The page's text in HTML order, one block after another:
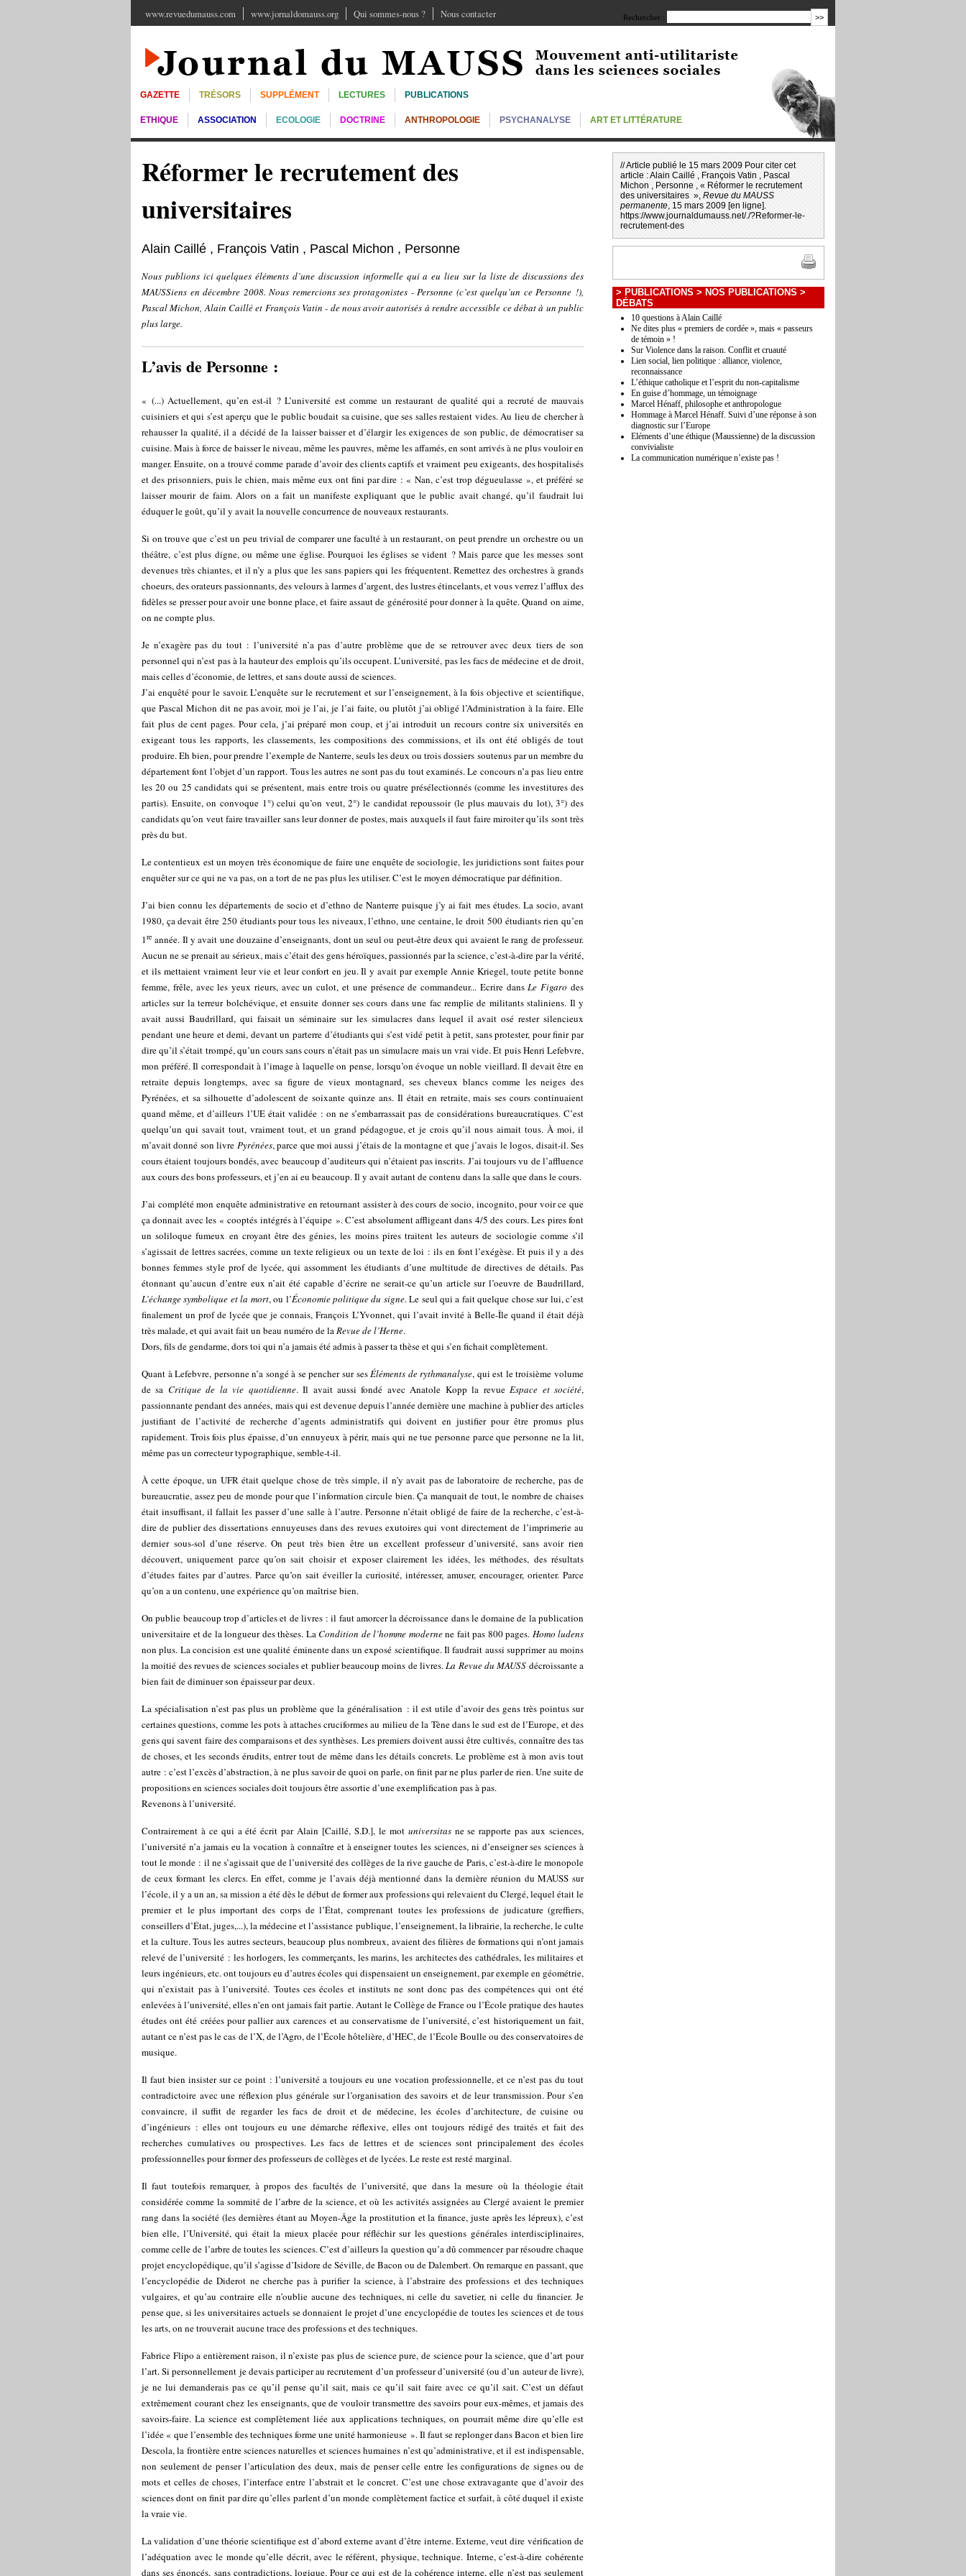
www.revuedumauss.com www.jornaldomauss.org Qui sommes-nous ? Nous contacter Rechercher :
GAZETTE TRÉSORS SUPPLÉMENT LECTURES PUBLICATIONS
ETHIQUE ASSOCIATION ECOLOGIE DOCTRINE ANTHROPOLOGIE PSYCHANALYSE ART ET LITTÉRATURE
Réformer le recrutement des
universitaires
Alain Caillé , François Vatin , Pascal Michon , Personne
Nous publions ici quelques éléments d’une discussion informelle qui a eu lieu sur la liste de discussions des
MAUSSiens en décembre 2008. Nous remercions ses protagonistes - Personne (c’est quelqu’un ce Personne !),
Pascal Michon, Alain Caillé et François Vatin - de nous avoir autorisés à rendre accessible ce débat à un public
plus large.
L’avis de Personne :
« (...) Actuellement, qu’en est-il ? L’université est comme un restaurant de qualité qui a recruté de mauvais
cuisiniers et qui s’est aperçu que le public boudait sa cuisine, que ses salles restaient vides. Au lieu de chercher à
rehausser la qualité, il a décidé de la laisser baisser et d’élargir les exigences de son public, de démocratiser sa
cuisine. Mais à force de baisser le niveau, même les pauvres, même les affamés, en sont arrivés à ne plus vouloir en
manger. Ensuite, on a trouvé comme parade d’avoir des clients captifs et vraiment peu exigeants, des hospitalisés
et des prisonniers, puis le chien, mais même eux ont fini par dire : « Nan, c’est trop dégueulasse », et préféré se
laisser mourir de faim. Alors on a fait un manifeste expliquant que le public avait changé, qu’il faudrait lui
éduquer le goût, qu’il y avait la nouvelle concurrence de nouveaux restaurants.
Si on trouve que c’est un peu trivial de comparer une faculté à un restaurant, on peut prendre un orchestre ou un
théâtre, c’est plus digne, ou même une église. Pourquoi les églises se vident ? Mais parce que les messes sont
devenues très chiantes, et il n’y a plus que les sans papiers qui les fréquentent. Remettez des orchestres à grands
choeurs, des orateurs passionnants, des velours à larmes d’argent, des lustres étincelants, et vous verrez l’afflux des
fidèles se presser pour avoir une bonne place, et faire assaut de générosité pour donner à la quête. Quand on aime,
on ne compte plus.
Je n’exagère pas du tout : l’université n’a pas d’autre problème que de se retrouver avec deux tiers de son
personnel qui n’est pas à la hauteur des emplois qu’ils occupent. L’université, pas les facs de médecine et de droit,
mais celles d’économie, de lettres, et sans doute aussi de sciences.
J’ai enquêté pour le savoir. L’enquête sur le recrutement et sur l’enseignement, à la fois objective et scientifique,
que Pascal Michon dit ne pas avoir, moi je l’ai, je l’ai faite, ou plutôt j’ai obligé l’Administration à la faire. Elle
fait plus de cent pages. Pour cela, j’ai préparé mon coup, et j’ai introduit un recours contre six universités en
exigeant tous les rapports, les classements, les compositions des commissions, et ils ont été obligés de tout
produire. Eh bien, pour prendre l’exemple de Nanterre, seuls les deux ou trois dossiers soutenus par un membre du
département font l’objet d’un rapport. Tous les autres ne sont pas du tout examinés. Le concours n’a pas lieu entre
les 20 ou 25 candidats qui se présentent, mais entre trois ou quatre présélectionnés (comme les investitures des
partis). Ensuite, on convoque 1°) celui qu’on veut, 2°) le candidat repoussoir (le plus mauvais du lot), 3°) des
candidats qu’on veut faire travailler sans leur donner de postes, mais auxquels il faut faire miroiter qu’ils sont très
près du but.
Le contentieux est un moyen très économique de faire une enquête de sociologie, les juridictions sont faites pour
enquêter sur ce qui ne va pas, on a tort de ne pas plus les utiliser. C’est le moyen démocratique par définition.
J’ai bien connu les départements de socio et d’ethno de Nanterre puisque j’y ai fait mes études. La socio, avant
1980, ça devait être 250 étudiants pour tous les niveaux, l’ethno, une centaine, le droit 500 étudiants rien qu’en
1re année. Il y avait une douzaine d’enseignants, dont un seul ou peut-être deux qui avaient le rang de professeur.
Aucun ne se prenait au sérieux, mais c’était des gens héroïques, passionnés par la science, c’est-à-dire par la vérité,
et ils mettaient vraiment leur vie et leur confort en jeu. Il y avait par exemple Annie Kriegel, toute petite bonne
femme, frêle, avec les yeux rieurs, avec un culot, et une présence de commandeur... Ecrire dansLe Figaro des
articles sur la terreur bolchévique, et ensuite donner ses cours dans une fac remplie de militants staliniens. Il y
avait aussi Baudrillard, qui faisait un séminaire sur les simulacres dans lequel il avait osé rester silencieux
pendant une heure et demi, devant un parterre d’étudiants qui s’est vidé petit à petit, sans protester, pour finir par
dire qu’il s’était trompé, qu’un cours sans cours n’était pas un simulacre mais un vrai vide. Et puis Henri Lefebvre,
mon préféré. Il correspondait à l’image à laquelle on pense, lorsqu’on évoque un noble vieillard. Il devait être en
retraite depuis longtemps, avec sa figure de vieux montagnard, ses cheveux blancs comme les neiges des
Pyrénées, et sa silhouette d’adolescent de soixante quinze ans. Il était en retraite, mais ses cours continuaient
quand même, et d’ailleurs l’UE était validée : on ne s’embarrassait pas de considérations bureaucratiques. C’est
quelqu’un qui savait tout, vraiment tout, et un grand pédagogue, et je crois qu’il nous aimait tous. À moi, il
m’avait donné son livre Pyrénées, parce que moi aussi j’étais de la montagne et que j’avais le logos, disait-il. Ses
cours étaient toujours bondés, avec beaucoup d’auditeurs qui n’étaient pas inscrits. J’ai toujours vu de l’affluence
aux cours des bons professeurs, et j’en ai eu beaucoup. Il y avait autant de contenu dans la salle que dans le cours.
J’ai complété mon enquête administrative en retournant assister à des cours de socio, incognito, pour voir ce que
ça donnait avec les « cooptés intégrés à l’équipe ». C’est absolument affligeant dans 4/5 des cours. Les pires font
un soliloque fumeux en croyant être des génies, les moins pires traitent les auteurs de sociologie comme s’il
s’agissait de lettres sacrées, comme un texte religieux ou un texte de loi : ils en font l’exégèse. Et puis il y a des
bonnes femmes style prof de lycée, qui assomment les étudiants d’une multitude de directives de détails. Pas
étonnant qu’aucun d’entre eux n’ait été capable d’écrire ne serait-ce qu’un article sur l’oeuvre de Baudrillard,
L’échange symbolique et la mort, ou l’Économie politique du signe. Le seul qui a fait quelque chose sur lui, c’est
finalement un prof de lycée que je connais, François L’Yvonnet, qui l’avait invité à Belle-Île quand il était déjà
très malade, et qui avait fait un beau numéro de laRevue de l’Herne.
Dors, fils de gendarme, dors toi qui n’a jamais été admis à passer ta thèse et qui s’en fichait complètement.
Quant à Lefebvre, personne n’a songé à se pencher sur sesÉléments de rythmanalyse, qui est le troisième volume
de sa Critique de la vie quotidienne. Il avait aussi fondé avec Anatole Kopp la revueEspace et société,
passionnante pendant des années, mais qui est devenue depuis l’année dernière une machine à publier des articles
justifiant de l’activité de recherche d’agents administratifs qui doivent en justifier pour être promus plus
rapidement. Trois fois plus épaisse, d’un ennuyeux à périr, mais qui ne tue personne parce que personne ne la lit,
même pas un correcteur typographique, semble-t-il.
À cette époque, un UFR était quelque chose de très simple, il n’y avait pas de laboratoire de recherche, pas de
bureaucratie, assez peu de monde pour que l’information circule bien. Ça manquait de tout, le nombre de chaises
était insuffisant, il fallait les passer d’une salle à l’autre. Personne n’était obligé de faire de la recherche, c’est-à-
dire de publier des dissertations ennuyeuses dans des revues exutoires qui vont directement de l’imprimerie au
dernier sous-sol d’une réserve. On peut très bien être un excellent professeur d’université, sans avoir rien
découvert, uniquement parce qu’on sait choisir et exposer clairement les idées, les méthodes, des résultats
d’études faites par d’autres. Parce qu’on sait éveiller la curiosité, intéresser, amuser, encourager, orienter. Parce
qu’on a un contenu, une expérience qu’on maîtrise bien.
On publie beaucoup trop d’articles et de livres : il faut amorcer la décroissance dans le domaine de la publication
universitaire et de la longueur des thèses. LaCondition de l’homme modernene fait pas 800 pages. Homo ludens
non plus. La concision est une qualité éminente dans un exposé scientifique. Il faudrait aussi supprimer au moins
la moitié des revues de sciences sociales et publier beaucoup moins de livres.La Revue du MAUSS décroissante a
bien fait de diminuer son épaisseur par deux.
La spécialisation n’est pas plus un problème que la généralisation : il est utile d’avoir des gens très pointus sur
certaines questions, comme les pots à attaches cruciformes au milieu de la Tène dans le sud est de l’Europe, et des
gens qui savent faire des comparaisons et des synthèses. Les premiers doivent aussi être cultivés, connaître des tas
de choses, et les seconds érudits, entrer tout de même dans les détails concrets. Le problème est à mon avis tout
autre : c’est l’excès d’abstraction, à ne plus savoir de quoi on parle, on finit par ne plus parler de rien. Une suite de
propositions en sciences sociales doit toujours être assortie d’une exemplification pas à pas.
Revenons à l’université.
Contrairement à ce qui a été écrit par Alain [Caillé, S.D.], le mot universitasne se rapporte pas aux sciences,
l’université n’a jamais eu la vocation à connaître et à enseigner toutes les sciences, ni d’enseigner ses sciences à
tout le monde : il ne s’agissait que de l’université des collèges de la rive gauche de Paris, c’est-à-dire le monopole
de ceux formant les clercs. En effet, comme je l’avais déjà mentionné dans la dernière réunion du MAUSS sur
l’école, il y a un an, sa mission a été dès le début de former aux professions qui relevaient du Clergé, lequel était le
premier et le plus important des corps de l’État, comprenant toutes les professions de judicature (greffiers,
conseillers d’État, juges,...), la médecine et l’assistance publique, l’enseignement, la librairie, la recherche, le culte
et la culture. Tous les autres secteurs, beaucoup plus nombreux, avaient des filières de formations qui n’ont jamais
relevé de l’université : les horlogers, les commerçants, les marins, les architectes des cathédrales, les militaires et
leurs ingénieurs, etc. ont toujours eu d’autres écoles qui dispensaient un enseignement, par exemple en géométrie,
qui n’existait pas à l’université. Toutes ces écoles et instituts ne sont donc pas des compétences qui ont été
enlevées à l’université, elles n’en ont jamais fait partie. Autant le Collège de France ou l’École pratique des hautes
études ont été créées pour pallier aux carences et au conservatisme de l’université, c’est historiquement un fait,
autant ce n’est pas le cas de l’X, de l’Agro, de l’École hôtelière, d’HEC, de l’École Boulle ou des conservatoires de
musique.
Il faut bien insister sur ce point : l’université a toujours eu une vocation professionnelle, et ce n’est pas du tout
contradictoire avec une réflexion plus générale sur l’organisation des savoirs et de leur transmission. Pour s’en
convaincre, il suffit de regarder les facs de droit et de médecine, les écoles d’architecture, de cuisine ou
d’ingénieurs : elles ont toujours eu une démarche réflexive, elles ont toujours rédigé des traités et fait des
recherches cumulatives ou prospectives. Les facs de lettres et de sciences sont principalement des écoles
professionnelles pour former des professeurs de collèges et de lycées. Le reste est resté marginal.
Il faut toutefois remarquer, à propos des facultés de l’université, que dans la mesure où la théologie était
considérée comme la sommité de l’arbre de la science, et où les activités assignées au Clergé avaient le premier
rang dans la société (les dernières étant au Moyen-Âge la prostitution et la finance, juste après les lépreux), c’est
bien elle, l’Université, qui était la mieux placée pour réfléchir sur les questions générales interdisciplinaires,
comme celle de l’arbre de toutes les sciences. C’est d’ailleurs la question qu’a dû commencer par résoudre chaque
projet encyclopédique, qu’il s’agisse d’Isidore de Séville, de Bacon ou de Dalembert. On remarque en passant, que
l’encyclopédie de Diderot ne cherche pas à purifier la science, à l’abstraire des professions et des techniques
vulgaires, et qu’au contraire elle n’oublie aucune des techniques, ni celle du savetier, ni celle du financier. Je
pense que, si les universitaires actuels se donnaient le projet d’une encyclopédie de toutes les sciences et de tous
les arts, on ne trouverait aucune trace des professions et des techniques.
Fabrice Flipo a entièrement raison, il n’existe pas plus de science pure, de science pour la science, que d’art pour
l’art. Si personnellement je devais participer au recrutement d’un professeur d’université (ou d’un auteur de livre),
je ne lui demanderais pas ce qu’il pense qu’il sait, mais ce qu’il sait faire avec ce qu’il sait. C’est un défaut
extrêmement courant chez les enseignants, que de vouloir transmettre des savoirs pour eux-mêmes, et jamais des
savoirs-faire. La science est complètement liée aux applications techniques, on pourrait même dire qu’elle est
l’idée « que l’ensemble des techniques forme une unité harmonieuse ». Il faut se replonger dans Bacon et bien lire
Descola, la frontière entre sciences naturelles et sciences humaines n’est qu’administrative, et il est indispensable,
non seulement de penser l’articulation des deux, mais de penser celle entre les configurations de signes ou de
mots et celles de choses, l’interface entre l’abstrait et le concret. C’est une chose extravagante que d’avoir des
sciences dont on finit par dire qu’elles parlent d’un monde complètement factice et surfait, à côté duquel il existe
la vraie vie.
La validation d’une théorie scientifique est d’abord externe avant d’être interne. Externe, veut dire vérification de
l’adéquation avec le monde qu’elle décrit, avec le référent, physique, technique. Interne, c’est-à-dire cohérente
dans ses énoncés, sans contradictions, logique. Pour ce qui est de la cohérence interne, elle n’est pas seulement
// Article publié le 15 mars 2009 Pour citer cet
article :Alain Caillé , François Vatin , Pascal
Michon , Personne , « Réformer le recrutement
des universitaires », Revue du MAUSS
permanente, 15 mars 2009 [en ligne].
https://www.journaldumauss.net/./?Reformer-le-
recrutement-des
> PUBLICATIONS > NOS PUBLICATIONS >
DÉBATS
10 questions à Alain Caillé
Ne dites plus « premiers de cordée », mais « passeurs
de témoin » !
Sur Violence dans la raison. Conflit et cruauté
Lien social, lien politique : alliance, violence,
reconnaissance
L’éthique catholique et l’esprit du non-capitalisme
En guise d’hommage, un témoignage
Marcel Hénaff, philosophe et anthropologue
Hommage à Marcel Hénaff. Suivi d’une réponse à son
diagnostic sur l’Europe
Eléments d’une éthique (Maussienne) de la discussion
convivialiste
La communication numérique n’existe pas !